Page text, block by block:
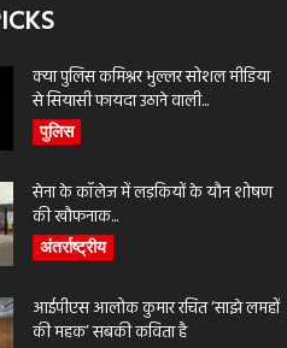
क्या पुलिस कमिश्नर भुल्लर सोशल मीडिया
से सियासी फायदा उठाने वाली...
पुलिस
सेना के कॉलेज में लड़कियों के यौन शोषण
की खौफनाक...
अंतर्राष्ट्रीय
आईपीएस आलोक कुमार रचित ‘साझे लमहों
की महक’ सबकी कविता है